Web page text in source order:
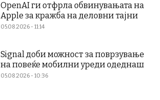
OpenAI ги отфрла обвинувањата на
Apple за кражба на деловни тајни
05.08.2026 - 11:14
Signal доби можност за поврзување
на повеќе мобилни уреди одеднаш
05.08.2026 - 10:36